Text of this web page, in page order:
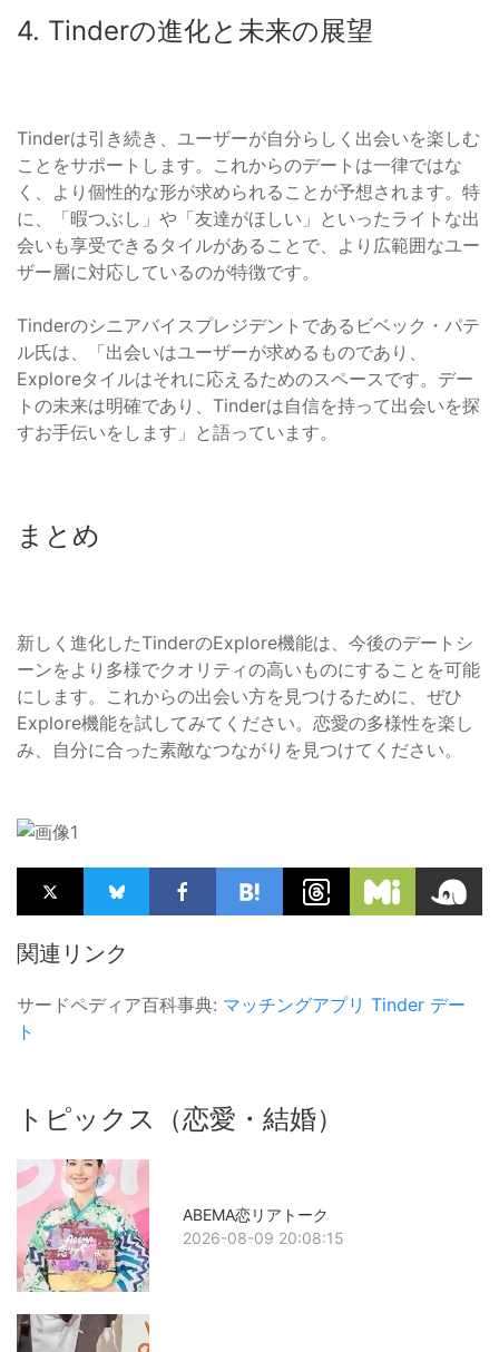
4. Tinderの進化と未来の展望
Tinderは引き続き、ユーザーが自分らしく出会いを楽しむ
ことをサポートします。これからのデートは一律ではな
く、より個性的な形が求められることが予想されます。特
に、「暇つぶし」や「友達がほしい」といったライトな出
会いも享受できるタイルがあることで、より広範囲なユー
ザー層に対応しているのが特徴です。
Tinderのシニアバイスプレジデントであるビベック・パテ
ル氏は、「出会いはユーザーが求めるものであり、
Exploreタイルはそれに応えるためのスペースです。デー
トの未来は明確であり、Tinderは自信を持って出会いを探
すお手伝いをします」と語っています。
まとめ
新しく進化したTinderのExplore機能は、今後のデートシ
ーンをより多様でクオリティの高いものにすることを可能
にします。これからの出会い方を見つけるために、ぜひ
Explore機能を試してみてください。恋愛の多様性を楽し
み、自分に合った素敵なつながりを見つけてください。
関連リンク
サードペディア百科事典: マッチングアプリ Tinder デー
ト
トピックス（恋愛・結婚）
ABEMA恋リアトーク
2026-08-09 20:08:15